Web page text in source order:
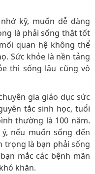
kỹ, muốn dễ dàng
là phải sống thật tốt
quan hệ không thể
Sức khỏe là nền tảng
thì sống lâu cũng vô
gia giáo dục sức
tắc sinh học, tuổi
thường là 100 năm.
nếu muốn sống đến
trọng là bạn phải sống
mắc các bệnh mãn
khăn.